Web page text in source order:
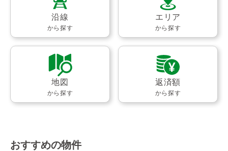
沿線
から探す
エリア
から探す
地図
から探す
返済額
から探す
おすすめの物件